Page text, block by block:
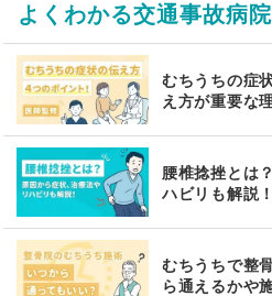
よくわかる交通事故病
むちうちの症
え方が重要な
腰椎捻挫とは
ハビリも解説！
むちうちで整
ら通えるかや